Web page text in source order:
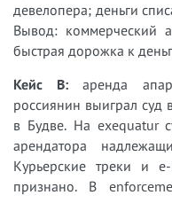
девелопера; деньги
Вывод: коммерческий
быстрая дорожка к
Кейс B: аренда
россиянин выиграл
в Будве. На exequatur
арендатора
Курьерские треки и
признано. В